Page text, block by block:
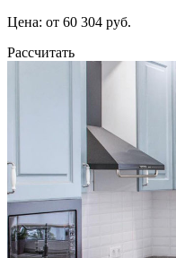
Цена: от 60 304 руб.
Рассчитать